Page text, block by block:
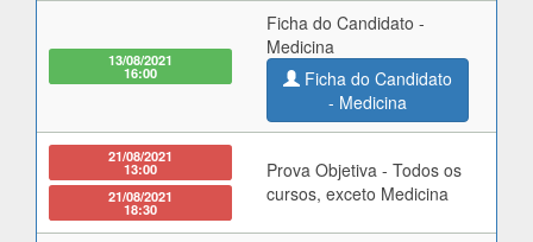
13/08/2021
16:00
Ficha do Candidato -
Medicina
Ficha do Candidato
- Medicina
21/08/2021
13:00
21/08/2021
18:30
Prova Objetiva - Todos os
cursos, exceto Medicina